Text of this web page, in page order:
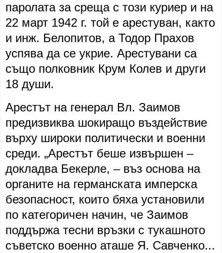
паролата за среща с този куриер и на
22 март 1942 г. той е арестуван, както
и инж. Белопитов, а Тодор Прахов
успява да се укрие. Арестувани са
също полковник Крум Колев и други
18 души.
Арестът на генерал Вл. Заимов
предизвиква шокиращо въздействие
върху широки политически и военни
среди. „Арестът беше извършен –
докладва Бекерле, – въз основа на
органите на германската имперска
безопасност, които бяха установили
по категоричен начин, че Заимов
поддържа тесни връзки с тукашното
съветско военно аташе Я. Савченко...